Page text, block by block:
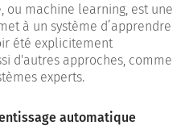
ou machine learning, est une
à un système d’apprendre
été explicitement
d'autres approches, comme
experts.
automatique